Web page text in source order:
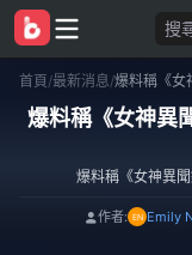
搜
首頁/最新消息/
爆料稱《女神異
爆料稱《女神異
作者: Emily